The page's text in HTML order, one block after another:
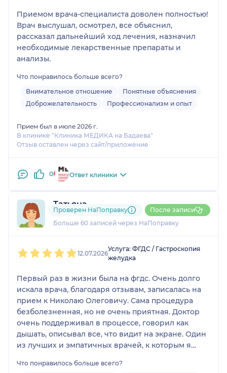
Приемом врача-специалиста доволен полностью!
Врач выслушал, осмотрел, все объяснил,
рассказал дальнейший ход лечения, назначил
необходимые лекарственные препараты и
анализы.
Что понравилось больше всего?
Внимательное отношение
Понятные объяснения
Доброжелательность
Профессионализм и опыт
Прием был в июле 2026 г.
В клинике "Клиника МЕДИКА на Бадаева"
Отзыв оставлен через сайт/приложение
0 Ответ клиники
Татьяна
14 отзывов и3 оценки
Больше 60 записей через НаПоправку
Проверен НаПоправку После записи
12.07.2026
Услуга: ФГДС / Гастроскопия
желудка
Первый раз в жизни была на фгдс. Очень долго
искала врача, благодаря отзывам, записалась на
прием к Николаю Олеговичу. Сама процедура
безболезненная, но не очень приятная. Доктор
очень поддерживал в процессе, говорил как
дышать, описывал все, что видит на экране. Один
из лучших и эмпатичных врачей, к которым я
Николаю Олеговичу за поддержку во время
Что понравилось больше всего?